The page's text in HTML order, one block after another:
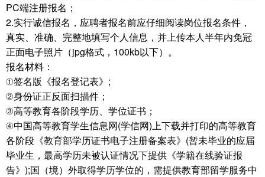
PC端注册报名；
2.实行诚信报名，应聘者报名前应仔细阅读岗位报名条件，
真实、准确、完整地填写个人信息，并上传本人半年内免冠
正面电子照片（jpg格式，100kb以下）。
报名材料：
①签名版《报名登记表》;
②身份证正反面扫描件；
③高等教育各阶段学历、学位证书；
④中国高等教育学生信息网(学信网)上下载并打印的高等教育
各阶段《教育部学历证书电子注册备案表》(暂未毕业的应届
毕业生，最高学历未被认证情况下提供《学籍在线验证报
告》);国（境）外取得学历学位的，需提供教育部留学服务中